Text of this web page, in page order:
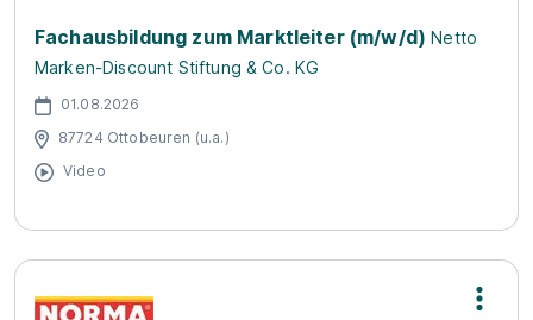
Fachausbildung zum Marktleiter (m/w/d) Netto
Marken-Discount Stiftung & Co. KG
01.08.2026
87724 Ottobeuren (u.a.)
Video